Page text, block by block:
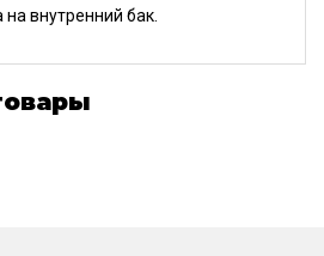
внутренний бак.